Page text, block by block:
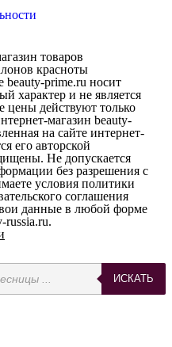
товаров
красноты
beauty-prime.ru носит
характер и не является
цены действуют только
магазин beauty-
на сайте интернет-
его авторской
Не допускается
без разрешения с
условия политики
соглашения
данные в любой форме
russia.ru.
ИСКАТЬ